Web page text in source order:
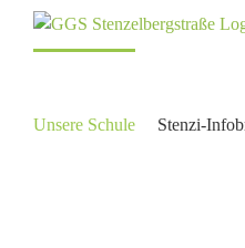
Unsere Schule Stenzi-